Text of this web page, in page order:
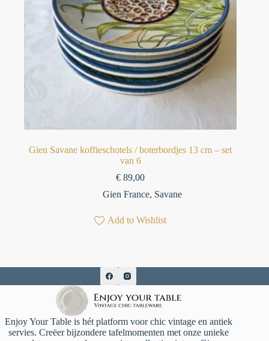
Gien Savane koffieschotels / boterbordjes 13 cm – set
van 6⁠
€ 89,00
Gien France, Savane
Add to Wishlist
Enjoy Your Table is hét platform voor chic vintage en antiek
servies. Creëer bijzondere tafelmomenten met onze unieke